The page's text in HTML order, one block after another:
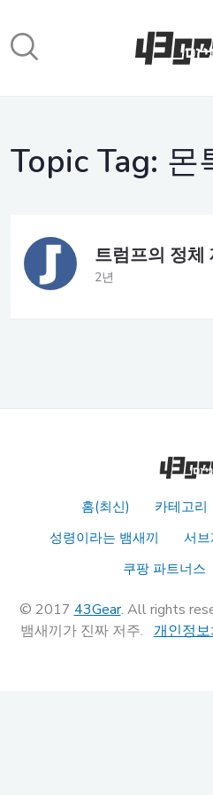
Topic Tag: 몬
트럼프의 정체
2년
홈(최신) 카테고리
성령이라는 뱀새끼
서
쿠팡 파트너스
© 2017 43Gear. All rights
뱀새끼가 진짜 저주. 개인정